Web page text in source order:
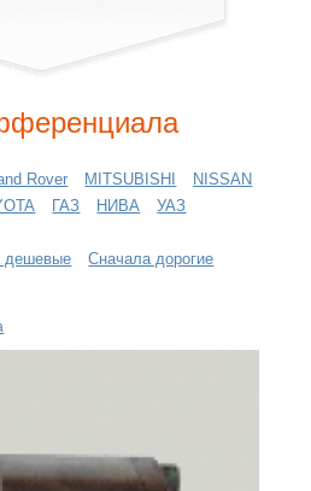
Rover MITSUBISHI
NISSAN
ГАЗ НИВА УАЗ
дешевые Сначала дорогие